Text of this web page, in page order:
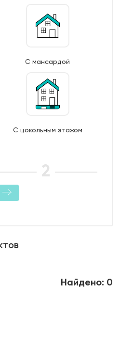
С мансардой
С цокольным этажом
2
Найдено: 0